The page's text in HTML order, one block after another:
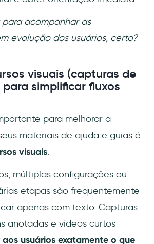
acompanhar as
evolução dos usuários, certo?
visuais (capturas de
simplificar fluxos
para melhorar a
materiais de ajuda e guias é
visuais.
múltiplas configurações ou
etapas são frequentemente
apenas com texto. Capturas
anotadas e vídeos curtos
usuários exatamente o que